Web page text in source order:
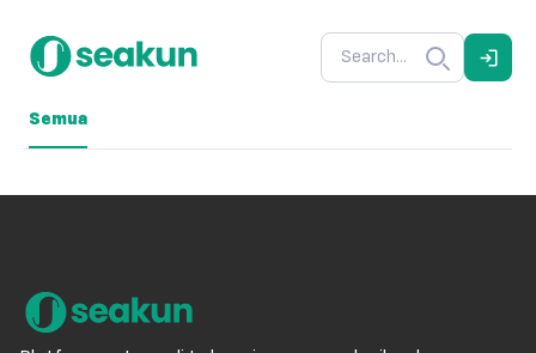
Semua